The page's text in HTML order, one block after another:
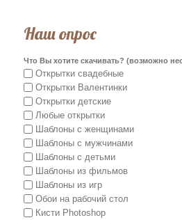
Наш опрос
Что Вы хотите скачивать? (возможно
Открытки свадебные
Открытки Валентинки
Открытки детские
Любые открытки
Шаблоны с женщинами
Шаблоны с мужчинами
Шаблоны с детьми
Шаблоны из фильмов
Шаблоны из игр
Обои на рабочий стол
Кисти Photoshop